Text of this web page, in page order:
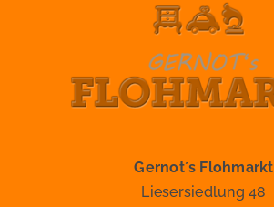
Gernot´s Flohmarkt
Liesersiedlung 48